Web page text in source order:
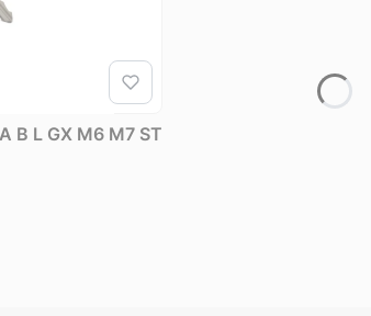
B L GX M6 M7 ST